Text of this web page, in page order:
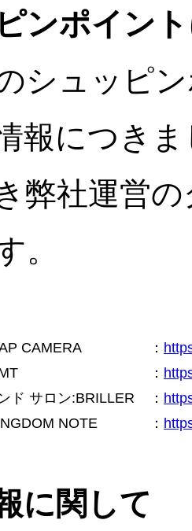
ンポイン
シュッピ
報につき
弊社運営
。
CAMERA ：
：
ド サロン:BRILLER
：
NOTE
：
に関して